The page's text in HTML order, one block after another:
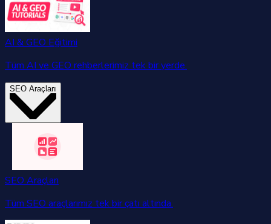
AI & GEO Eğitimi
Tüm AI ve GEO rehberlerimiz tek bir yerde.
SEO Araçları
SEO Araçları
Tüm SEO araçlarımız tek bir çatı altında.